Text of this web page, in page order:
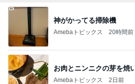
神がかってる掃除機
Amebaトピックス 20時間前
お肉とニンニクの芽を焼
Amebaトピックス 2日前